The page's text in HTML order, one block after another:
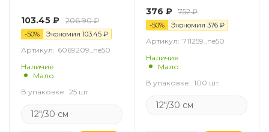
103.45 ₽ 206.90₽
-50% Экономия 103.45 ₽
Артикул: 6069209_ne50
Наличие
Мало
В упаковке: 25 шт.
12"/30 см
шт.
376 ₽ 752₽
-50% Экономия 376 ₽
Артикул: 711259_ne50
Наличие
Мало
В упаковке: 100 шт.
12"/30 см